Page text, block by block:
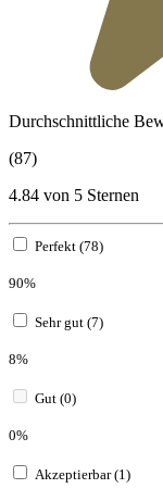
Durchschnittliche
(87)
4.84 von 5 Sternen
Perfekt (78)
90%
Sehr gut (7)
8%
Gut (0)
0%
Akzeptierbar (1)